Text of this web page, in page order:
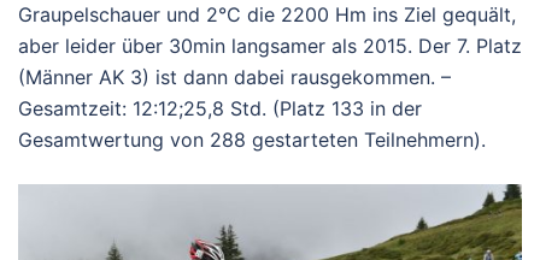
Graupelschauer und 2°C die 2200 Hm ins Ziel gequält,
aber leider über 30min langsamer als 2015. Der 7. Platz
(Männer AK 3) ist dann dabei rausgekommen. –
Gesamtzeit: 12:12;25,8 Std. (Platz 133 in der
Gesamtwertung von 288 gestarteten Teilnehmern).